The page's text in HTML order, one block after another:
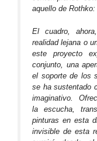
aquello de Rothko:
El cuadro,
realidad lejana o
este proyecto
conjunto, una
el soporte de los
se ha sustentado
imaginativo.
la escucha,
pinturas en esta
invisible de esta